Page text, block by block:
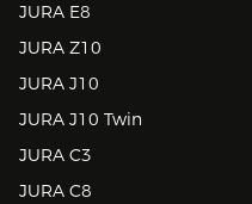
JURA E8
JURA Z10
JURA J10
JURA J10 Twin
JURA C3
JURA C8